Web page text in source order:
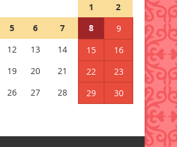
отбасында нешінші
өміріңізге
ететінін айтты
2026 ж.
бастап жаңа
қандай
әкелуге тыйым
1
2
5 6 7 8
9
12 13 14 15
16
19 20 21 22
23
26 27 28 29
30